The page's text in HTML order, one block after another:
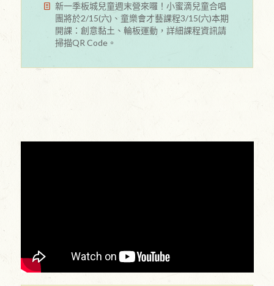
新一季板城兒童週末營來囉！小蜜滴兒童合唱
團將於2/15(六)、童樂會才藝課程3/15(六)本期
開課：創意黏土、輪板運動，詳細課程資訊請
掃描QR Code。